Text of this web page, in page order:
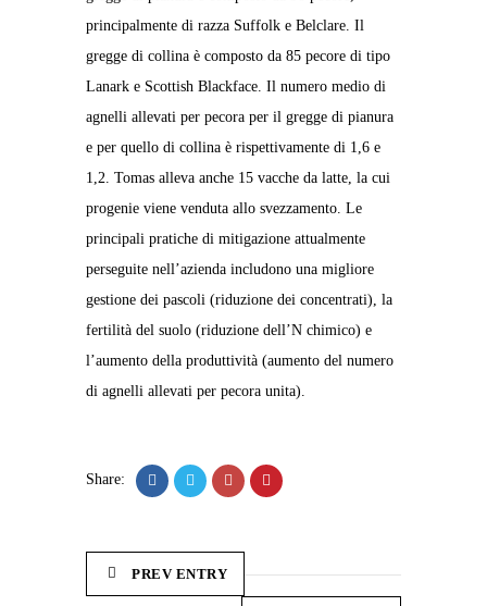
principalmente di razza Suffolk e Belclare. Il
gregge di collina è composto da 85 pecore di tipo
Lanark e Scottish Blackface. Il numero medio di
agnelli allevati per pecora per il gregge di pianura
e per quello di collina è rispettivamente di 1,6 e
1,2. Tomas alleva anche 15 vacche da latte, la cui
progenie viene venduta allo svezzamento. Le
principali pratiche di mitigazione attualmente
perseguite nell’azienda includono una migliore
gestione dei pascoli (riduzione dei concentrati), la
fertilità del suolo (riduzione dell’N chimico) e
l’aumento della produttività (aumento del numero
di agnelli allevati per pecora unita).
Share:
PREV ENTRY